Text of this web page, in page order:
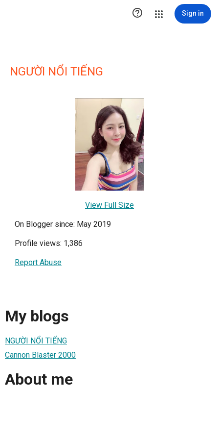
 Sign in
NGƯỜI NỔI TIẾNG
View Full Size
On Blogger since: May 2019
Profile views: 1,386
Report Abuse
My blogs
NGƯỜI NỔI TIẾNG
Cannon Blaster 2000
About me